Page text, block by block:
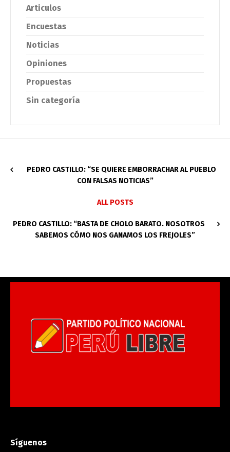
Articulos
Encuestas
Noticias
Opiniones
Propuestas
Sin categoría
PEDRO CASTILLO: “SE QUIERE EMBORRACHAR AL PUEBLO
CON FALSAS NOTICIAS”
ALL POSTS
PEDRO CASTILLO: “BASTA DE CHOLO BARATO. NOSOTROS
SABEMOS CÓMO NOS GANAMOS LOS FREJOLES”
Síguenos